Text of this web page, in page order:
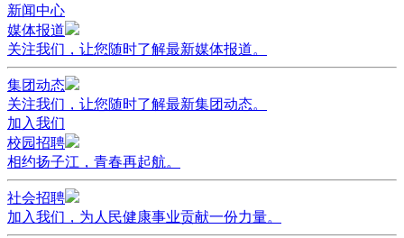
新闻中心
媒体报道
关注我们，让您随时了解最新媒体报道。
集团动态
关注我们，让您随时了解最新集团动态。
加入我们
校园招聘
相约扬子江，青春再起航。
社会招聘
加入我们，为人民健康事业贡献一份力量。